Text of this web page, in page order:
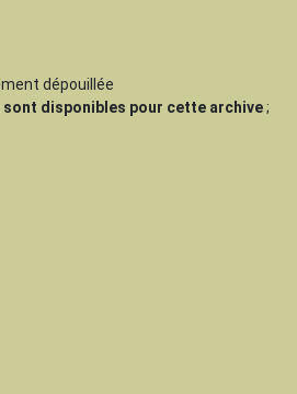
dépouillée
disponibles pour cette archive;